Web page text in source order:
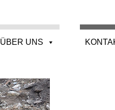
ÜBER UNS